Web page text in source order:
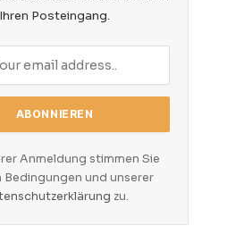
Ihren Posteingang.
Anmeldung stimmen Sie
Bedingungen und unserer
zu.